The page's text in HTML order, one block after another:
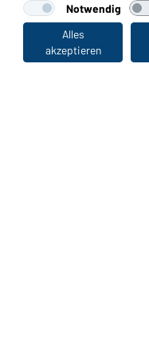
Notwendig
Alles
akzeptieren